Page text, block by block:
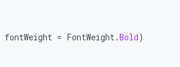
fontWeight = FontWeight.Bold)